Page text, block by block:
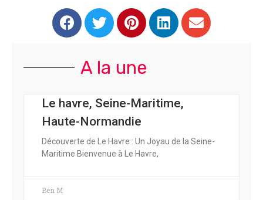
A la une
Le havre, Seine-Maritime,
Haute-Normandie
Découverte de Le Havre : Un Joyau de la Seine-
Maritime Bienvenue à Le Havre,
Ben M